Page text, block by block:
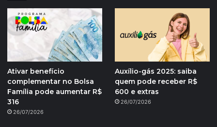
Ativar benefício
complementar no Bolsa
Família pode aumentar R$
316
26/07/2026
Auxílio-gás 2025: saiba
quem pode receber R$
600 e extras
26/07/2026